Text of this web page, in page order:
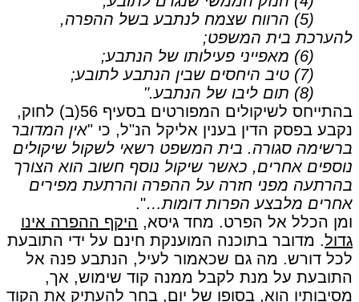
(5) הרווח שצמח לנתבע בשל ההפרה,
להערכת בית המשפט;
(6) מאפייני פעילותו של הנתבע;
(7) טיב היחסים שבין הנתבע לתובע;
(8) תום ליבו של הנתבע."
בהתייחס לשיקולים המפורטים בסעיף 56(ב) לחוק,
נקבע בפסק הדין בענין אליקל הנ"ל, כי "אין המדובר
ברשימה סגורה. בית המשפט רשאי לשקול שיקולים
נוספים אחרים, כאשר שיקול נוסף חשוב הוא הצורך
בהרתעה מפני חזרה על ההפרה והרתעת מפירים
אחרים מלבצע הפרות דומות…".
ומן הכלל אל הפרט. מחד גיסא, היקף ההפרה אינו
גדול. מדובר בתוכנה המוענקת חינם על ידי התובעת
לכל דורש. מה גם שכאמור לעיל, הנתבע פנה אל
התובעת על מנת לקבל ממנה קוד שימוש, אך,
מסיבותיו הוא, בסופו של יום, בחר להעתיק את הקוד